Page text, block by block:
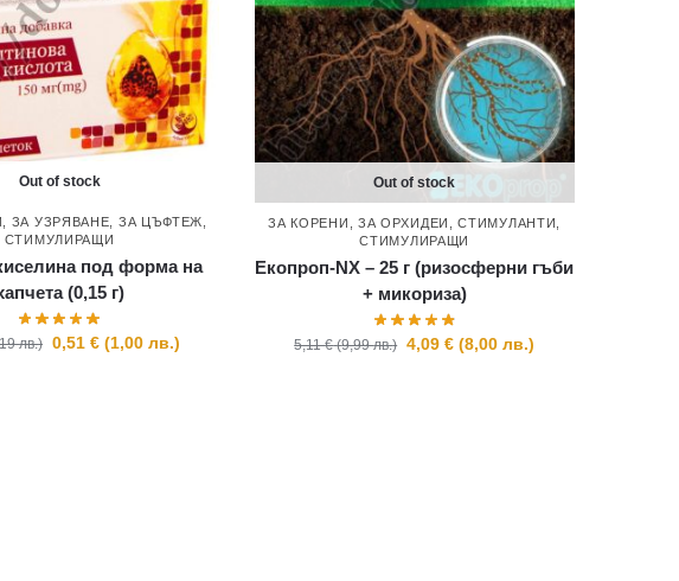
Out of stock
ЗА УЗРЯВАНЕ ЗА ЦЪФТЕЖ
СТИМУЛИРАЩИ
под форма на
(0,15 г)
лв.) 0,51€ (1,00лв.)
Out of stock
ЗА КОРЕНИ ЗА ОРХИДЕИ ,СТИМУЛАНТИ
СТИМУЛИРАЩИ
Екопроп-NX – 25 г (ризосферни гъби
+ микориза)
5,11€ (9,99лв.) 4,09€ (8,00лв.)